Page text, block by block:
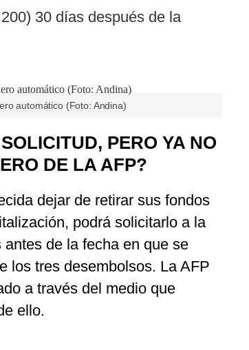
30 días después de la
automático (Foto: Andina)
PERO YA NO
DE LA AFP?
dejar de retirar sus fondos
podrá solicitarlo a la
de la fecha en que se
los tres desembolsos. La AFP
a través del medio que
ello.